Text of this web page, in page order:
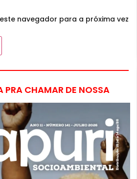
navegador para a próxima vez
PRA CHAMAR DE NOSSA